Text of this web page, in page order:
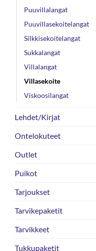
Puuvillalangat
Puuvillasekoitelangat
Silkkisekoitelangat
Sukkalangat
Villalangat
Villasekoite
Viskoosilangat
Lehdet/Kirjat
Ontelokuteet
Outlet
Puikot
Tarjoukset
Tarvikepaketit
Tarvikkeet
Tukkupaketit